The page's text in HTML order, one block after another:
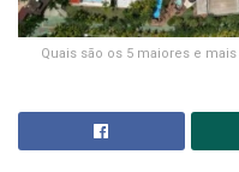
Quais são os 5 maiores e